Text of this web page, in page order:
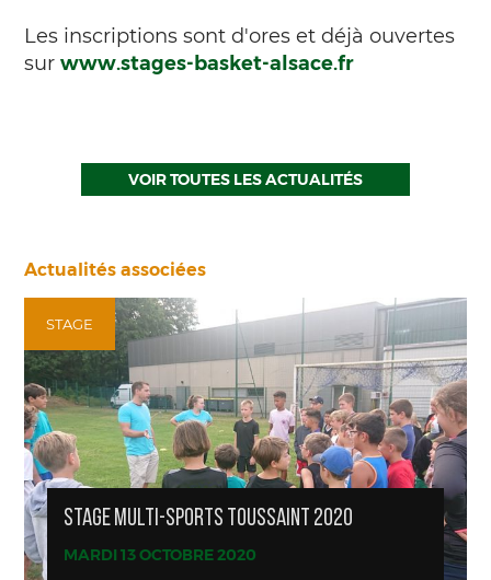
Les inscriptions sont d'ores et déjà ouvertes
surwww.stages-basket-alsace.fr
VOIR TOUTES LES ACTUALITÉS
Actualités associées
STAGE
STAGE MULTI-SPORTS TOUSSAINT 2020
MARDI 13 OCTOBRE 2020